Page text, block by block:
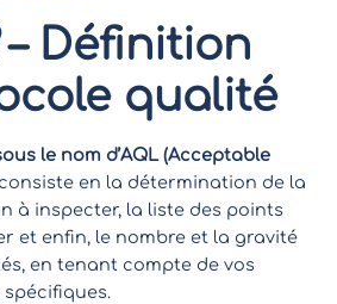
– Définition
qualité
le nom d’AQL (Acceptable
en la détermination de la
à inspecter, la liste des points
et enfin, le nombre et la gravité
en tenant compte de vos